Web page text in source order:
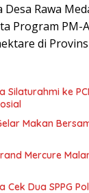
Desa Rawa
Program PM-
di
Silaturahmi ke
Makan
Mercure
Dua SPPG